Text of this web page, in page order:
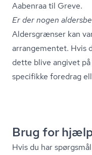
Aabenraa til Greve.
Er der nogen
Aldersgrænser kan
arrangementet. Hvis
dette blive angivet
specifikke foredrag
Brug for
Hvis du har